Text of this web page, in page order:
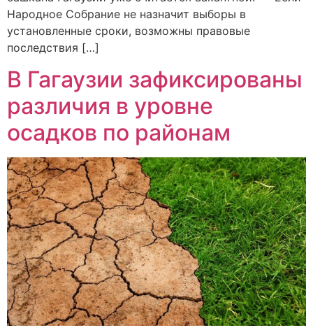
Народное Собрание не назначит выборы в
установленные сроки, возможны правовые
последствия […]
В Гагаузии зафиксированы
различия в уровне
осадков по районам